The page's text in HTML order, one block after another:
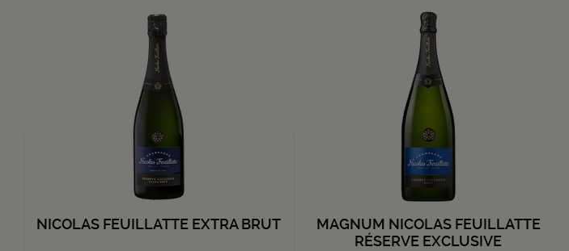
NICOLAS FEUILLATTE EXTRA BRUT
MAGNUM NICOLAS FEUILLATTE
RÉSERVE EXCLUSIVE